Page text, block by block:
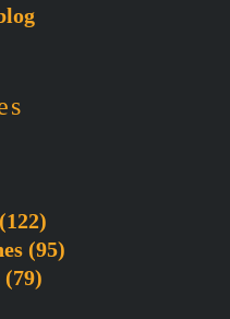
(122)
(95)
(79)